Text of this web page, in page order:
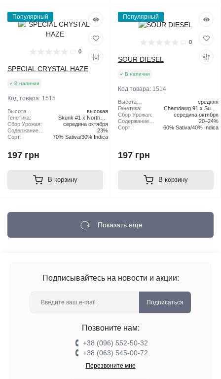
Популярный
0
SPECIAL CRYSTAL HAZE
В наличии
Код товара: 1515
Высота
растения:
высокая
Генетика:
Skunk #1 x Northern
Lights x Haze
Сбор Урожая:
середина октября
Содержание
ТГК:
23%
Сорт:
70% Sativa/30% Indica
197 грн
В корзину
Популярный
0
SOUR DIESEL
В наличии
Код товара: 1514
Высота
растения:
средняя
Генетика:
Chemdawg 91 x Super
Skunk
Сбор Урожая:
середина октября
Содержание
ТГК:
20–24%
Сорт:
60% Sativa/40% Indica
197 грн
В корзину
Показать еще
Подписывайтесь на новости и акции:
Подписаться
Позвоните нам:
+38 (096) 552-50-32
+38 (063) 545-00-72
Перезвоните мне